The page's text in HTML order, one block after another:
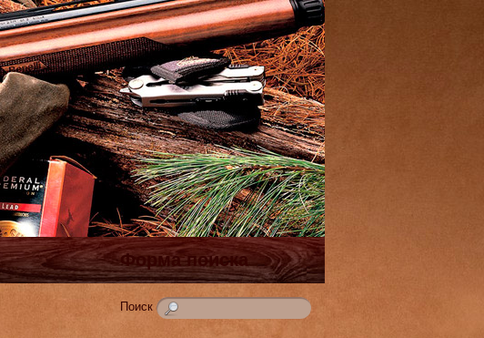
Форма поиска
Поиск